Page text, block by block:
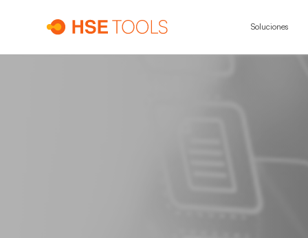
Soluciones